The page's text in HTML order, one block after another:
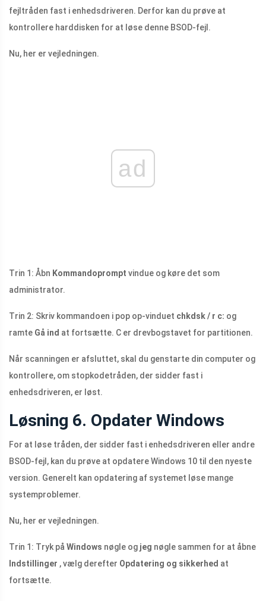
fejltråden fast i enhedsdriveren. Derfor kan du prøve at
kontrollere harddisken for at løse denne BSOD-fejl.
Nu, her er vejledningen.
ad
Trin 1: Åbn Kommandoprompt vindue og køre det som
administrator.
Trin 2: Skriv kommandoen i pop op-vinduet chkdsk / r c: og
ramte Gå ind at fortsætte. C er drevbogstavet for partitionen.
Når scanningen er afsluttet, skal du genstarte din computer og
kontrollere, om stopkodetråden, der sidder fast i
enhedsdriveren, er løst.
Løsning 6. Opdater Windows
For at løse tråden, der sidder fast i enhedsdriveren eller andre
BSOD-fejl, kan du prøve at opdatere Windows 10 til den nyeste
version. Generelt kan opdatering af systemet løse mange
systemproblemer.
Nu, her er vejledningen.
Trin 1: Tryk på Windows nøgle og jeg nøgle sammen for at åbne
Indstillinger , vælg derefter Opdatering og sikkerhed at
fortsætte.